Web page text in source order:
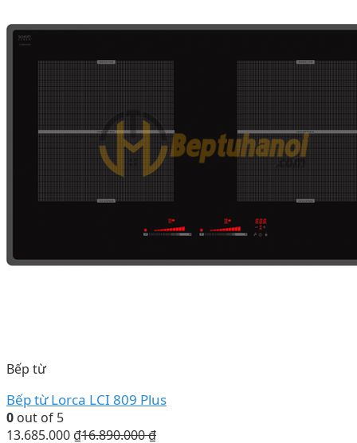
Bếp từ
Bếp từ Lorca LCI 809 Plus
0 out of 5
13.685.000 ₫16.890.000₫